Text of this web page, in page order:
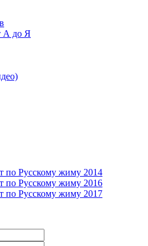
А до Я
по Русскому жиму 2014
по Русскому жиму 2016
по Русскому жиму 2017